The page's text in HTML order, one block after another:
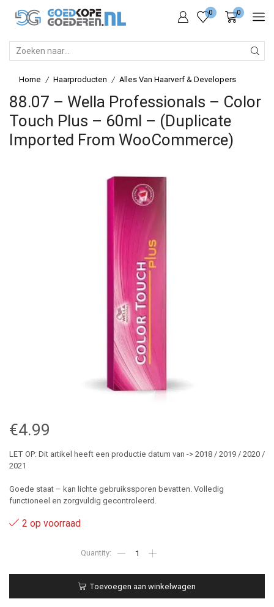
0 0
Home / Haarproducten / Alles Van Haarverf & Developers
88.07 – Wella Professionals – Color
Touch Plus – 60ml – (Duplicate
Imported From WooCommerce)
€4.99
LET OP: Dit artikel heeft een productie datum van -> 2018 / 2019 / 2020 /
2021
Goede staat – kan lichte gebruikssporen bevatten. Volledig
functioneel en zorgvuldig gecontroleerd.
2 op voorraad
-
Color
Toevoegen aan winkelwagen